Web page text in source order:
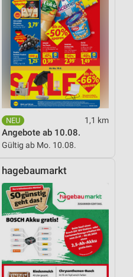
1,1 km
Angebote ab 10.08.
Gültig ab Mo. 10.08.
hagebaumarkt